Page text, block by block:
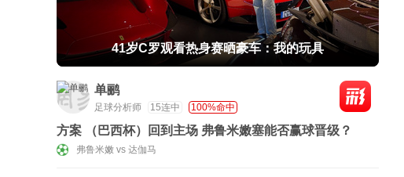
41岁C罗观看热身赛晒豪车：我的玩具
单鹂
足球分析师 15连中 100%命中
方案 （巴西杯）回到主场 弗鲁米嫩塞能否赢球晋级？
弗鲁米嫩 vs 达伽马